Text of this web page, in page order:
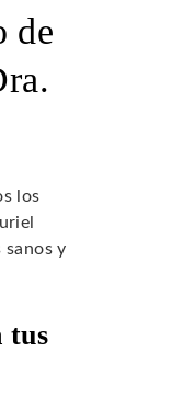
de
los
sanos y
tus